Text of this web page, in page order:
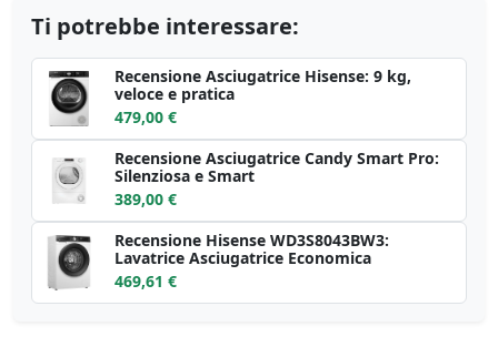
Ti potrebbe interessare:
Recensione Asciugatrice Hisense: 9 kg,
veloce e pratica
479,00 €
Recensione Asciugatrice Candy Smart Pro:
Silenziosa e Smart
389,00 €
Recensione Hisense WD3S8043BW3:
Lavatrice Asciugatrice Economica
469,61 €